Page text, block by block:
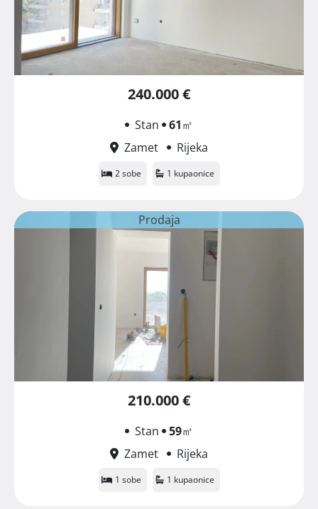
240.000 €
Stan 61㎡
Zamet
Rijeka
2 sobe 1 kupaonice
Prodaja
210.000 €
Stan 59㎡
Zamet
Rijeka
1 sobe 1 kupaonice